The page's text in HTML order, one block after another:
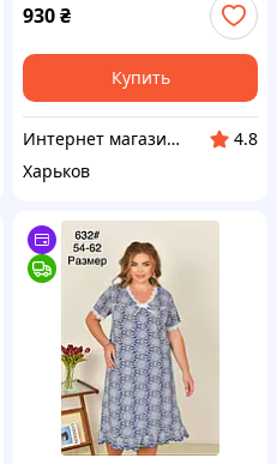
930₴
Купить
Интернет магазин "Emmanuel"
4.8
Харьков